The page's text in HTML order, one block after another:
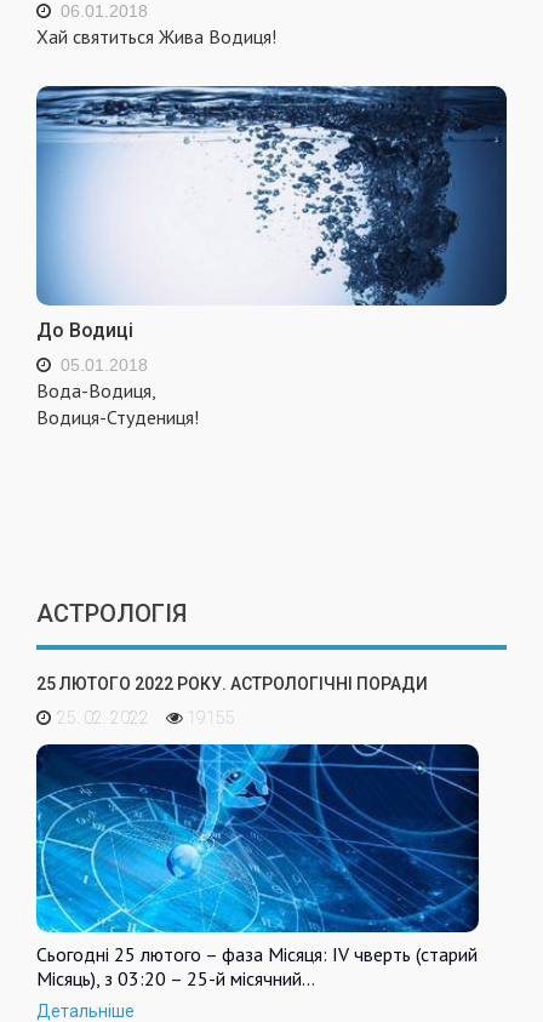
06.01.2018
Хай святиться Жива Водиця!
До Водиці
05.01.2018
Вода-Водиця,
Водиця-Студениця!
АСТРОЛОГІЯ
25 ЛЮТОГО 2022 РОКУ. АСТРОЛОГІЧНІ ПОРАДИ
25. 02. 2022
19155
Сьогодні 25 лютого – фаза Місяця: IV чверть (старий
Місяць), з 03:20 – 25-й місячний…
Детальніше